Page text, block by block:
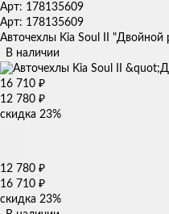
Арт: 178135609
Арт: 178135609
Авточехлы Kia Soul II "Двойной
В наличии
16 710 ₽
12 780 ₽
скидка 23%
12 780 ₽
16 710 ₽
скидка 23%